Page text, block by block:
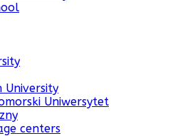
University
Uniwersytet
centers